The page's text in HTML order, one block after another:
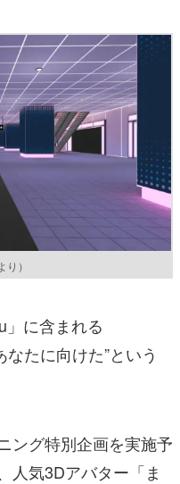
り）
」に含まれる
なたに向けた”という
ング特別企画を実施予
人気3Dアバター「ま